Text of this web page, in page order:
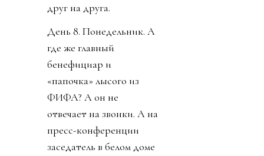
друг на друга.
День 8. Понедельник. А
где же главный
бенефициар и
«папочка» лысого из
ФИФА? А он не
отвечает на звонки. А на
пресс-конференции
заседатель в белом доме